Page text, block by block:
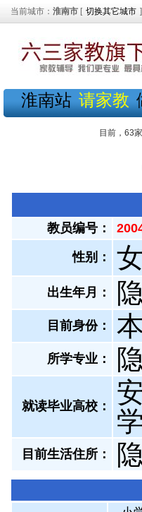
当前城市： 淮南市 [ 切换其它城市
淮南站 请家教
目前，63
教员编号：
性别：
出生年月：
目前身份：
所学专业：
就读毕业高校：
学
目前生活住所：